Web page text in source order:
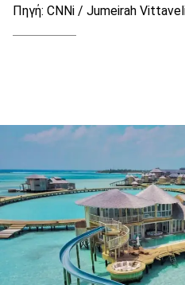
Πηγή: CNNi / Jumeirah